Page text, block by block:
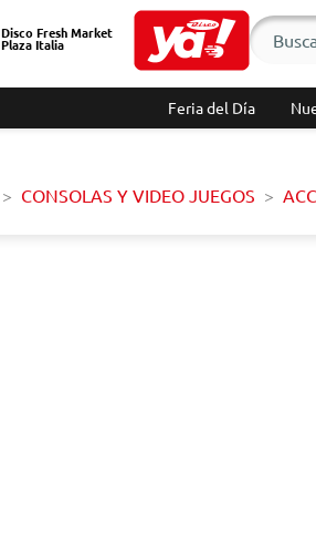
Disco Fresh Market
Plaza Italia
Feria del Día
CONSOLAS Y VIDEO JUEGOS